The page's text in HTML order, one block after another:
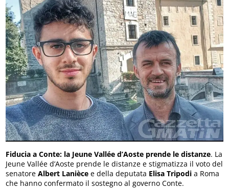
Fiducia a Conte: la Jeune Vallée d’Aoste prende le distanze. La
Jeune Vallée d’Aoste prende le distanze e stigmatizza il voto del
senatoreAlbert Lanièce e della deputata Elisa Tripodi a Roma
che hanno confermato il sostegno al governo Conte.